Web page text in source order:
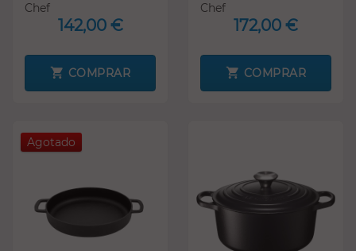
Chef
142,00 €
COMPRAR
Chef
172,00 €
COMPRAR
Agotado